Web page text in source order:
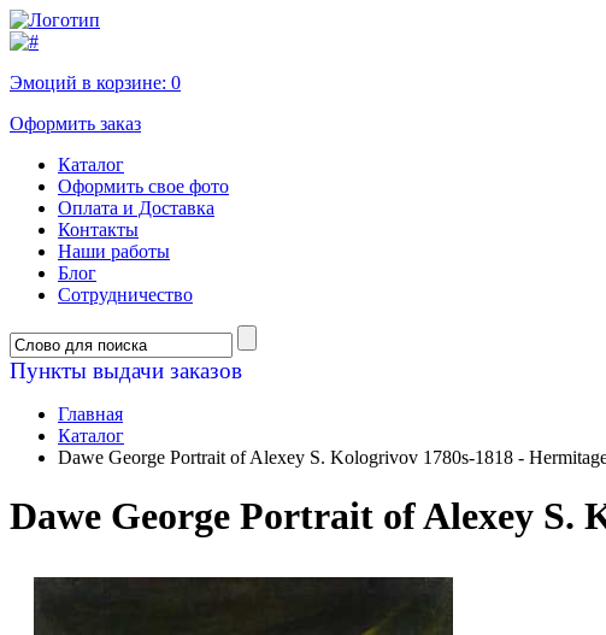
Эмоций в корзине: 0
Оформить заказ
Каталог
Оформить свое фото
Оплата и Доставка
Контакты
Наши работы
Блог
Сотрудничество
Пункты выдачи заказов
Главная
Каталог
Dawe George Portrait of Alexey S. Kologrivov 1780s-1818 -
Dawe George Portrait of Alexey S.